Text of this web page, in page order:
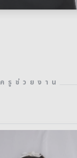
ครูช่วยงาน